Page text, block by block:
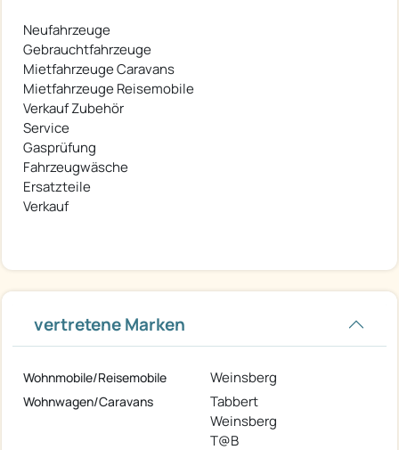
Neufahrzeuge
Gebrauchtfahrzeuge
Mietfahrzeuge Caravans
Mietfahrzeuge Reisemobile
Verkauf Zubehör
Service
Gasprüfung
Fahrzeugwäsche
Ersatzteile
Verkauf
vertretene Marken
Wohnmobile/Reisemobile Weinsberg
Wohnwagen/Caravans
Tabbert
Weinsberg
T@B